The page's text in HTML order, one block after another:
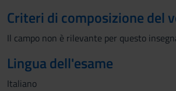
Criteri di composizione del
Il campo non è rilevante per questo
Lingua dell'esame
Italiano